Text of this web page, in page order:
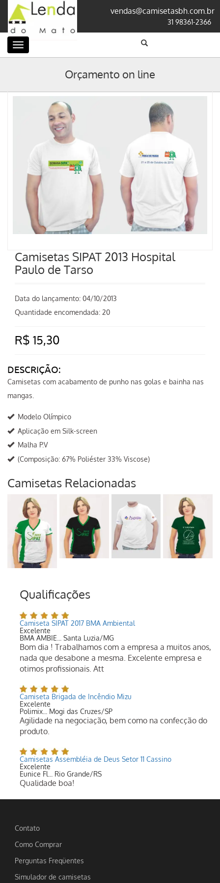
vendas@camisetasbh.com.br
31 98361-2366
Categorias
Orçamento on line
Camisetas SIPAT 2013 Hospital
Paulo de Tarso
Data do lançamento: 04/10/2013
Quantidade encomendada: 20
R$ 15,30
DESCRIÇÃO:
Camisetas com acabamento de punho nas golas e bainha nas
mangas.
Modelo Olímpico
Aplicação em Silk-screen
Malha P.V
(Composição: 67% Poliéster 33% Viscose)
Camisetas Relacionadas
Qualificações
Camiseta SIPAT 2017 BMA Ambiental
Excelente
BMA AMBIE... Santa Luzia/MG
Bom dia ! Trabalhamos com a empresa a muitos anos,
nada que desabone a mesma. Excelente empresa e
otimos profissionais. Att
Camiseta Brigada de Incêndio Mizu
Excelente
Polimix... Mogi das Cruzes/SP
Agilidade na negociação, bem como na confecção do
produto.
Camisetas Assembléia de Deus Setor 11 Cassino
Excelente
Eunice Fl... Rio Grande/RS
Qualidade boa!
Contato
Como Comprar
Perguntas Freqüentes
Simulador de camisetas